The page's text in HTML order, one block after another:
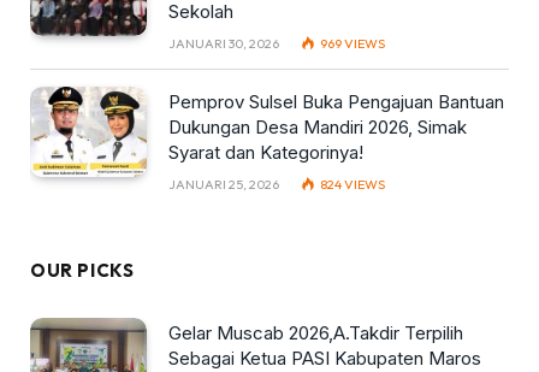
Sekolah
JANUARI 30, 2026 969VIEWS
Pemprov Sulsel Buka Pengajuan Bantuan
Dukungan Desa Mandiri 2026, Simak
Syarat dan Kategorinya!
JANUARI 25, 2026 824VIEWS
OUR PICKS
Gelar Muscab 2026,A.Takdir Terpilih
Sebagai Ketua PASI Kabupaten Maros